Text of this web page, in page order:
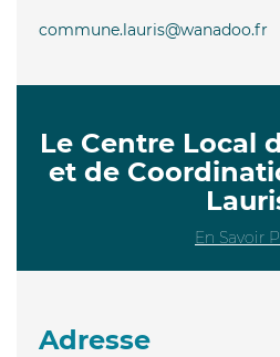
commune.lauris@wanadoo.fr
Le Centre Local
et de
En Savoir
Adresse